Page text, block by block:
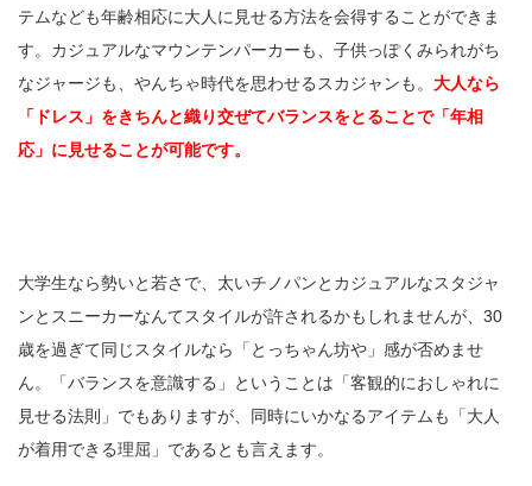
テムなども年齢相応に大人に見せる方法を会得することができま
す。カジュアルなマウンテンパーカーも、子供っぽくみられがち
なジャージも、やんちゃ時代を思わせるスカジャンも。 大人なら
「ドレス」をきちんと織り交ぜてバランスをとることで「年相
応」に見せることが可能です。
大学生なら勢いと若さで、太いチノパンとカジュアルなスタジャ
ンとスニーカーなんてスタイルが許されるかもしれませんが、30
歳を過ぎて同じスタイルなら「とっちゃん坊や」感が否めませ
ん。「バランスを意識する」ということは「客観的におしゃれに
見せる法則」でもありますが、同時にいかなるアイテムも「大人
が着用できる理屈」であるとも言えます。